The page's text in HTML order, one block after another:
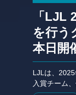
「LJL
を行う
本日開
LJLは、
入賞チーム